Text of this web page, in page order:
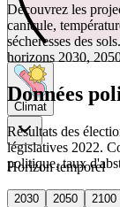
Climat
Horizon temporel
2030 2050
2100
Découvrez les
canicule,
sécheresses des
horizons 2030,
Données
Résultats des
législatives 2022.
politique, taux